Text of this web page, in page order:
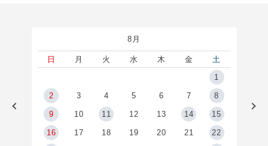
8月
日 月 火 水 木 金
土
1
2 3 4 5 6 7 8
9 10 11 12 13 14 15
16 17 18 19 20 21 22